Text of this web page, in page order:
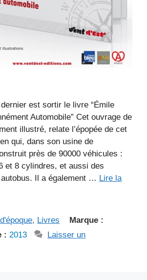
est sortir le livre “Émile
Automobile” Cet ouvrage de
illustré, relate l’épopée de cet
qui, dans son usine de
près de 90000 véhicules :
et 8 cylindres, et aussi des
Il a également … Lire la
, Livres
Marque :
: 2013
Laisser un